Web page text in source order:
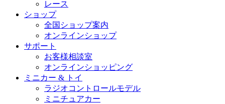
レース
ショップ
全国ショップ案内
オンラインショップ
サポート
お客様相談室
オンラインショッピング
ミニカー & トイ
ラジオコントロールモデル
ミニチュアカー